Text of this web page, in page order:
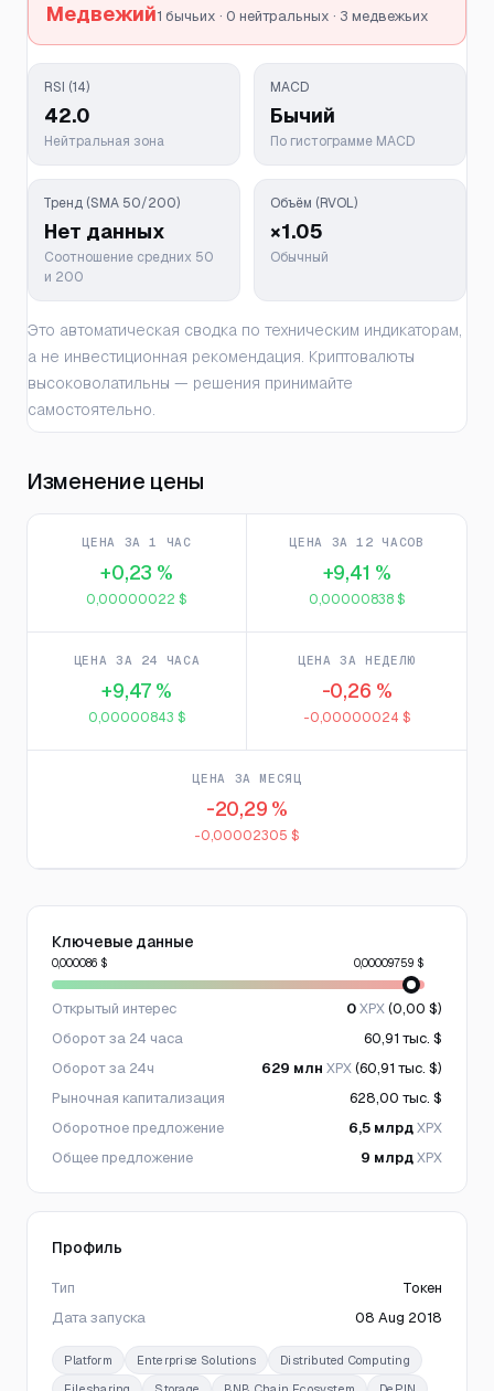
Медвежий1 бычьих · 0 нейтральных · 3 медвежьих
RSI (14)
42.0
Нейтральная зона
MACD
Бычий
По гистограмме MACD
Тренд (SMA 50/200)
Нет данных
Соотношение средних 50
и 200
Объём (RVOL)
×1.05
Обычный
Это автоматическая сводка по техническим индикаторам,
а не инвестиционная рекомендация. Криптовалюты
высоковолатильны — решения принимайте
самостоятельно.
Изменение цены
ЦЕНА ЗА 1 ЧАС
+0,23 %
0,00000022 $
ЦЕНА ЗА 12 ЧАСОВ
+9,41 %
0,00000838 $
ЦЕНА ЗА 24 ЧАСА
+9,47 %
0,00000843 $
ЦЕНА ЗА НЕДЕЛЮ
-0,26 %
-0,00000024 $
ЦЕНА ЗА МЕСЯЦ
-20,29 %
-0,00002305 $
Ключевые данные
0,000086 $ 0,00009759 $
Открытый интерес 0XPX(0,00 $)
Оборот за 24 часа
60,91 тыс. $
Оборот за 24ч
629 млн XPX(60,91 тыс. $)
Рыночная капитализация
628,00 тыс. $
Оборотное предложение
6,5 млрдXPX
Общее предложение
9 млрдXPX
Профиль
Тип
Токен
Дата запуска
08 Aug 2018
Platform Enterprise Solutions
Distributed Computing